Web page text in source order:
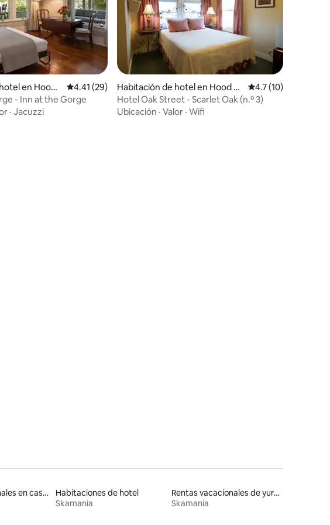
5; 42 evaluaciones
en Hood
Calificación promedio: 4.41 de 5; 29 evaluaciones
4.41 (29)
- Inn at the Gorge
· Jacuzzi
Habitación de hotel en Hood Ri
ver
Calificación
4.7 (10)
Hotel Oak Street - Scarlet Oak (n.º 3)
Ubicación · Valor · Wifi
5; 24 evaluaciones
Rentas vacacionales en casas de huéspedes
Habitaciones de hotel
Skamania
Rentas vacacionales de yurtas con jacuzzi
Skamania